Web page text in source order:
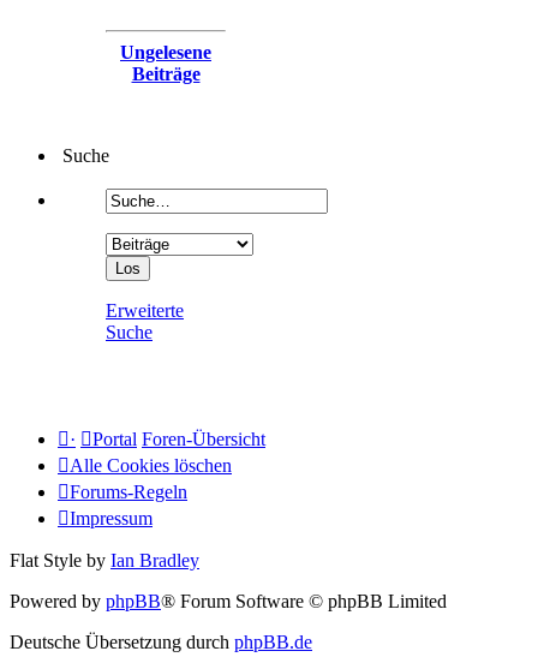
Ungelesene
Beiträge
Suche
Erweiterte
Suche
· Portal Foren-Übersicht
Alle Cookies löschen
Forums-Regeln
Impressum
Flat Style by Ian Bradley
Powered by phpBB® Forum Software © phpBB Limited
Deutsche Übersetzung durch phpBB.de